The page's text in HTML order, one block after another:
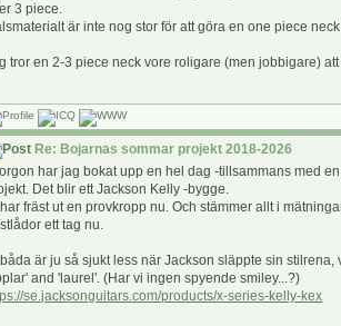
3 piece.
är inte nog stor för att göra en one piece
tror en 2-3 piece neck vore roligare (men jobbigare)
Re: Bojarnas sommar projekt 2018-2026
har jag bokat upp en hel dag -tillsammans med
Det blir ett Jackson Kelly -bygge.
fräst ut en provkropp nu. Och stämmer allt i
ett tag nu.
är ju så sjukt less när Jackson släppte sin
and 'laurel'. (Har vi ingen spyende smiley...?)
se.jacksonguitars.com/products/x-series-kelly-kex